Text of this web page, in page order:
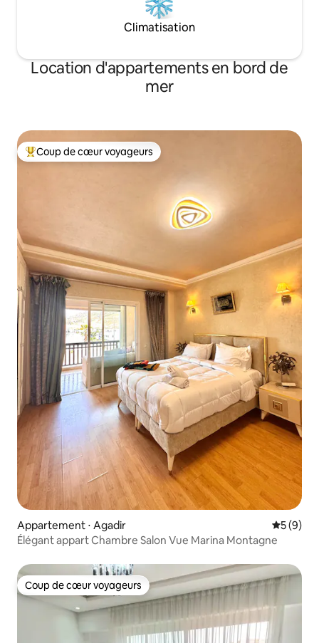
Climatisation
Location d'appartements en bord de
mer
Coups de cœur voyageurs les plus appréciés
Coup de cœur voyageurs
Appartement ⋅ Agadir
5 (9)
Élégant appart Chambre Salon Vue Marina Montagne
Coup de cœur voyageurs
Coup de cœur voyageurs